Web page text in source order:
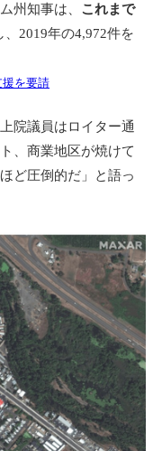
州知事は、 これまで
、2019年の4,972件を
を要請
院議員はロイター通
、商業地区が焼けて
ど圧倒的だ」と語っ